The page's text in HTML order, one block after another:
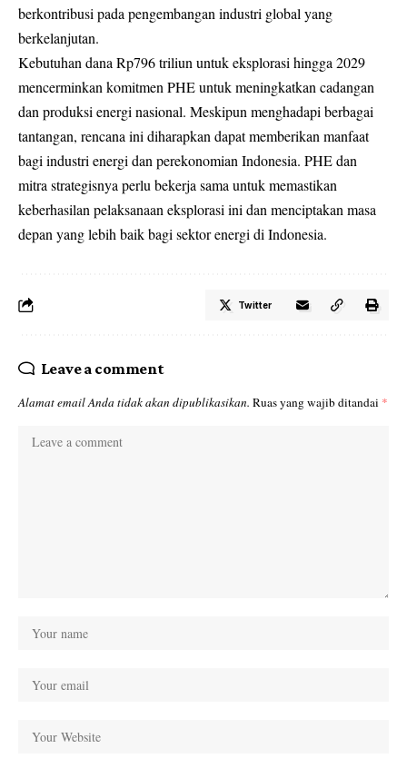
berkontribusi pada pengembangan industri global yang
berkelanjutan.
Kebutuhan dana Rp796 triliun untuk eksplorasi hingga 2029
mencerminkan komitmen PHE untuk meningkatkan cadangan
dan produksi energi nasional. Meskipun menghadapi berbagai
tantangan, rencana ini diharapkan dapat memberikan manfaat
bagi industri energi dan perekonomian Indonesia. PHE dan
mitra strategisnya perlu bekerja sama untuk memastikan
keberhasilan pelaksanaan eksplorasi ini dan menciptakan masa
depan yang lebih baik bagi sektor energi di Indonesia.
Twitter
Leave a comment
Alamat email Anda tidak akan dipublikasikan. Ruas yang wajib ditandai *